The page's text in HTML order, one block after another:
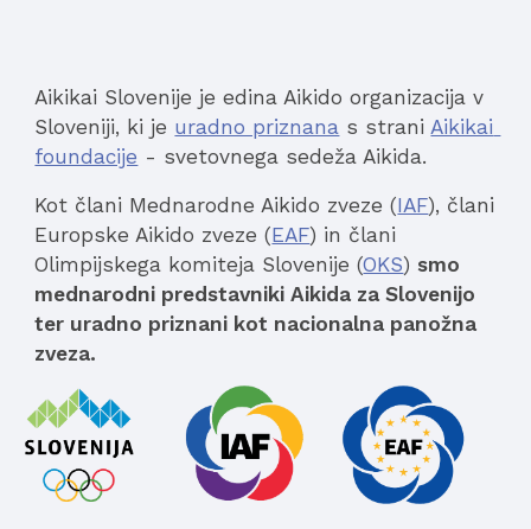
Aikikai Slovenije je edina Aikido organizacija v
Sloveniji, ki je uradno priznana s strani Aikikai
foundacije - svetovnega sedeža Aikida.
Kot člani Mednarodne Aikido zveze (IAF), člani
Europske Aikido zveze (EAF) in člani
Olimpijskega komiteja Slovenije (OKS) smo
mednarodni predstavniki Aikida za Slovenijo
ter uradno priznani kot nacionalna panožna
zveza.